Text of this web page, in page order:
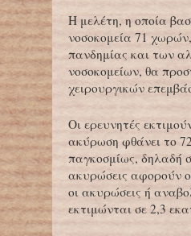
Η μελέτη, η οποία
νοσοκομεία 71
πανδημίας και των
νοσοκομείων, θα
χειρουργικών
Οι ερευνητές
ακύρωση φθάνει το
παγκοσμίως, δηλαδή
ακυρώσεις αφορούν
οι ακυρώσεις ή
εκτιμώνται σε 2,3